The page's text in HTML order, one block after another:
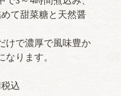
て甜菜糖と天然醤
けで濃厚で風味豊か
ります。
込